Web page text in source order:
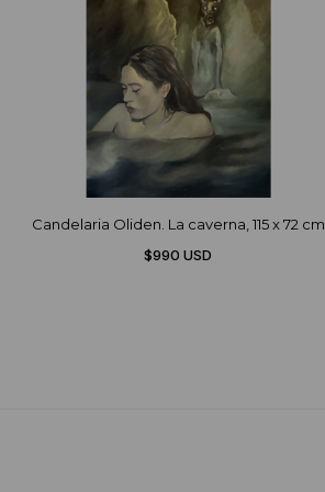
Candelaria Oliden. La caverna, 115 x 72 cm
$990 USD